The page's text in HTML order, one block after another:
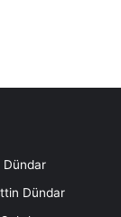
Dündar
Dündar